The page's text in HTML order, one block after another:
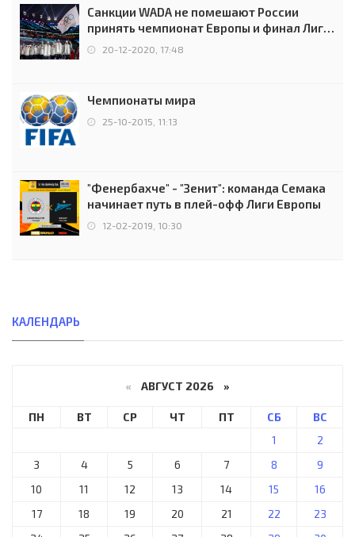
Санкции WADA не помешают России
принять чемпионат Европы и финал Лиги
чемпионов.
20-12-2020, 17:48
Чемпионаты мира
25-10-2015, 11:13
"Фенербахче" - "Зенит": команда Семака
начинает путь в плей-офф Лиги Европы
12-02-2019, 10:30
КАЛЕНДАРЬ
« АВГУСТ 2026 »
ПН ВТ СР ЧТ ПТ СБ
ВС
1
2
3
4 5 6 7 8
9
10
11 12 13 14 15
16
17
18 19 20 21 22
23